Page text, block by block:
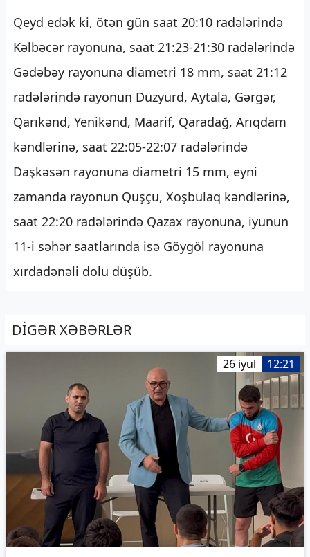
Qeyd edək ki, ötən gün saat 20:10 radələrində
Kəlbəcər rayonuna, saat 21:23-21:30 radələrində
Gədəbəy rayonuna diametri 18 mm, saat 21:12
radələrində rayonun Düzyurd, Aytala, Gərgər,
Qarıkənd, Yenikənd, Maarif, Qaradağ, Arıqdam
kəndlərinə, saat 22:05-22:07 radələrində
Daşkəsən rayonuna diametri 15 mm, eyni
zamanda rayonun Quşçu, Xoşbulaq kəndlərinə,
saat 22:20 radələrində Qazax rayonuna, iyunun
11-i səhər saatlarında isə Göygöl rayonuna
xırdadənəli dolu düşüb.
DİGƏR XƏBƏRLƏR
26 iyul 12:21